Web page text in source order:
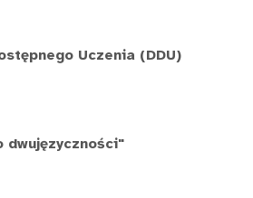
Uczenia (DDU)
dwujęzyczności"